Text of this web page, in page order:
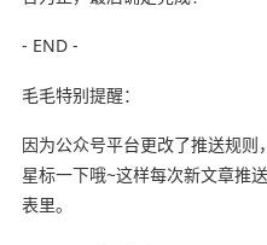
- END -
毛毛特别提醒：
因为公众号平台更改了推送规
星标一下哦~这样每次新文章推
表里。